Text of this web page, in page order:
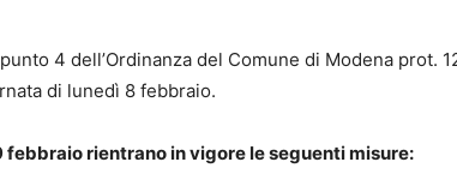
4 dell’Ordinanza del Comune di Modena prot.
di lunedì 8 febbraio.
rientrano in vigore le seguenti misure: